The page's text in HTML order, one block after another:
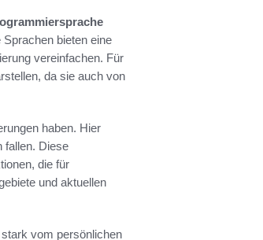
bieten eine
vereinfachen. Für
da sie auch von
haben. Hier
fallen. Diese
die für
und aktuellen
vom persönlichen